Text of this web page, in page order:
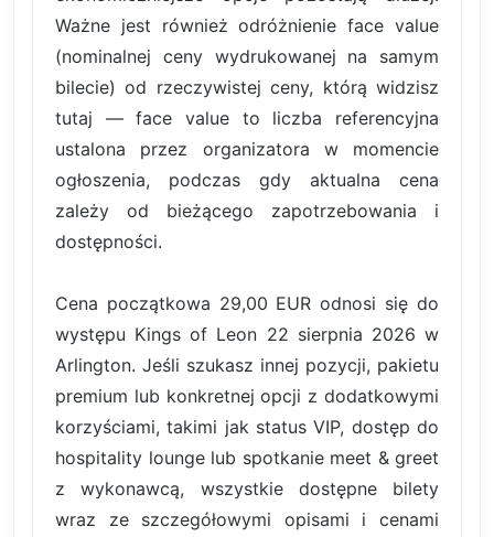
Ważne jest również odróżnienie face value
(nominalnej ceny wydrukowanej na samym
bilecie) od rzeczywistej ceny, którą widzisz
tutaj — face value to liczba referencyjna
ustalona przez organizatora w momencie
ogłoszenia, podczas gdy aktualna cena
zależy od bieżącego zapotrzebowania i
dostępności.
Cena początkowa 29,00 EUR odnosi się do
występu Kings of Leon 22 sierpnia 2026 w
Arlington. Jeśli szukasz innej pozycji, pakietu
premium lub konkretnej opcji z dodatkowymi
korzyściami, takimi jak status VIP, dostęp do
hospitality lounge lub spotkanie meet & greet
z wykonawcą, wszystkie dostępne bilety
wraz ze szczegółowymi opisami i cenami